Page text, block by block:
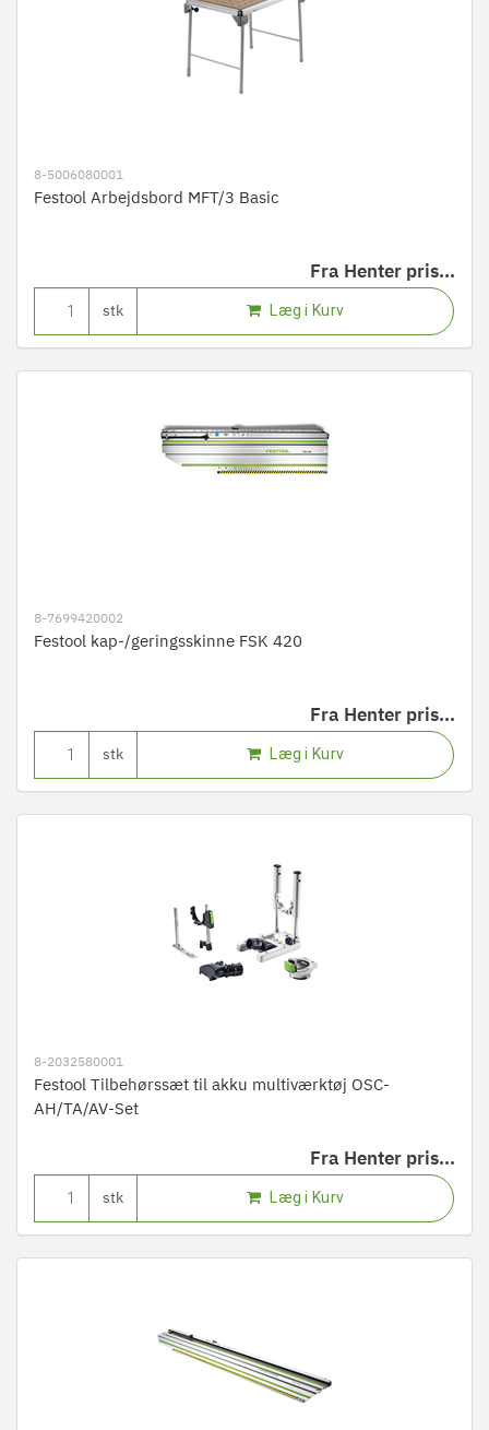
8-5006080001
Festool Arbejdsbord MFT/3 Basic
Fra Henter pris...
stk Læg i Kurv
8-7699420002
Festool kap-/geringsskinne FSK 420
Fra Henter pris...
stk Læg i Kurv
8-2032580001
Festool Tilbehørssæt til akku multiværktøj OSC-
AH/TA/AV-Set
Fra Henter pris...
stk Læg i Kurv